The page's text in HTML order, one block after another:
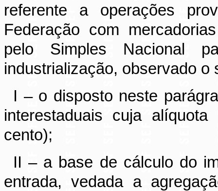
referente a operações
Federação com
pelo Simples Nacional
industrialização, observado o
I – o disposto neste
interestaduais cuja
cento);
II – a base de cálculo do
entrada, vedada a